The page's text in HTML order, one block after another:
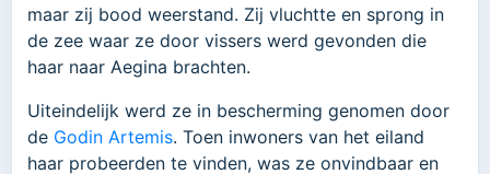
maar zij bood weerstand. Zij vluchtte en sprong in
de zee waar ze door vissers werd gevonden die
haar naar Aegina brachten.
Uiteindelijk werd ze in bescherming genomen door
de Godin Artemis. Toen inwoners van het eiland
haar probeerden te vinden, was ze onvindbaar en